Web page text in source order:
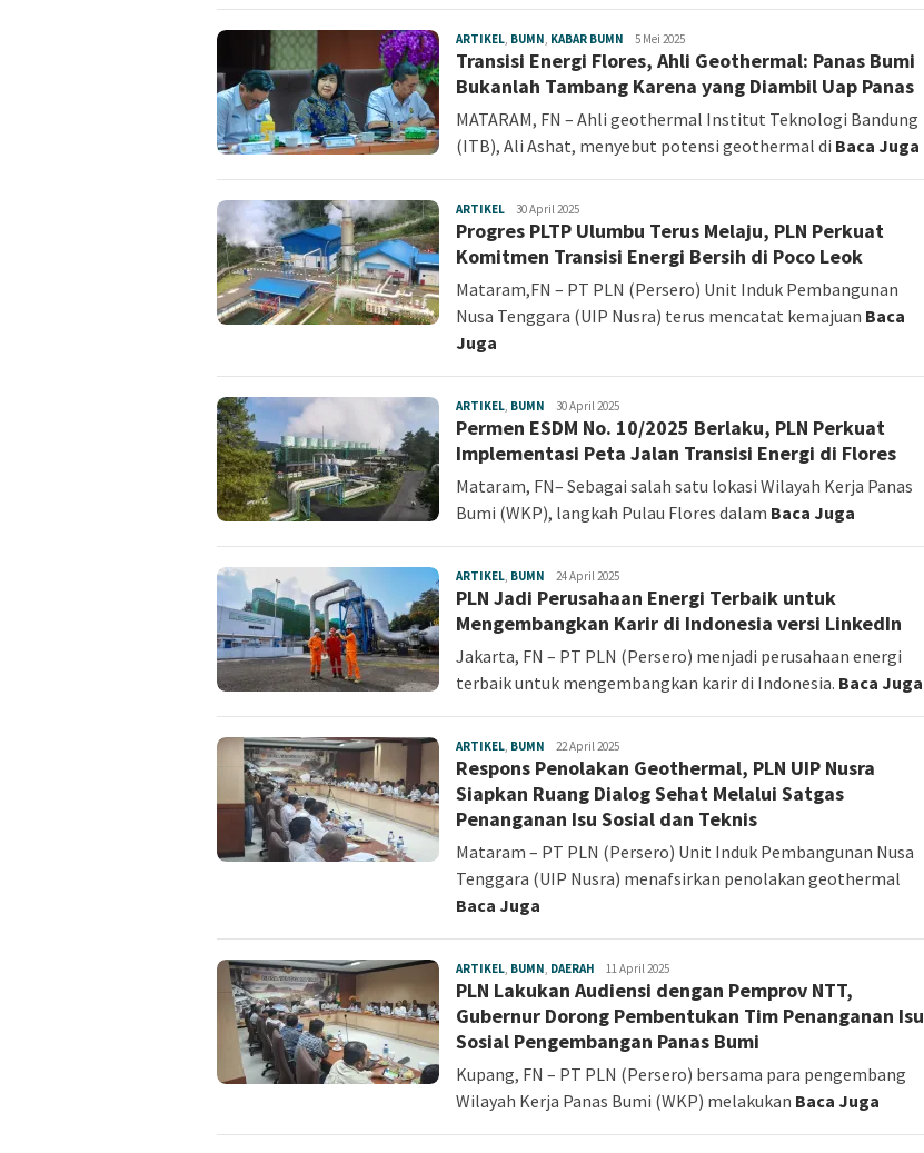
ARTIKEL, BUMN, KABAR BUMN Angelina
Sonia
5 Mei 2025
Transisi Energi Flores, Ahli Geothermal: Panas Bumi
Bukanlah Tambang Karena yang Diambil Uap Panas
MATARAM, FN – Ahli geothermal Institut Teknologi Bandung
(ITB), Ali Ashat, menyebut potensi geothermal di Baca Juga
ARTIKEL Angelina
Sonia
30 April 2025
Progres PLTP Ulumbu Terus Melaju, PLN Perkuat
Komitmen Transisi Energi Bersih di Poco Leok
Mataram,FN – PT PLN (Persero) Unit Induk Pembangunan
Nusa Tenggara (UIP Nusra) terus mencatat kemajuan Baca
Juga
ARTIKEL, BUMN Angelina
Sonia
30 April 2025
Permen ESDM No. 10/2025 Berlaku, PLN Perkuat
Implementasi Peta Jalan Transisi Energi di Flores
Mataram, FN– Sebagai salah satu lokasi Wilayah Kerja Panas
Bumi (WKP), langkah Pulau Flores dalam Baca Juga
ARTIKEL, BUMN Angelina
Sonia
24 April 2025
PLN Jadi Perusahaan Energi Terbaik untuk
Mengembangkan Karir di Indonesia versi LinkedIn
Jakarta, FN – PT PLN (Persero) menjadi perusahaan energi
terbaik untuk mengembangkan karir di Indonesia. Baca Juga
ARTIKEL, BUMN Angelina
Sonia
22 April 2025
Respons Penolakan Geothermal, PLN UIP Nusra
Siapkan Ruang Dialog Sehat Melalui Satgas
Penanganan Isu Sosial dan Teknis
Mataram – PT PLN (Persero) Unit Induk Pembangunan Nusa
Tenggara (UIP Nusra) menafsirkan penolakan geothermal
Baca Juga
ARTIKEL, BUMN, DAERAH Angelina
Sonia
11 April 2025
PLN Lakukan Audiensi dengan Pemprov NTT,
Gubernur Dorong Pembentukan Tim Penanganan Isu
Sosial Pengembangan Panas Bumi
Kupang, FN – PT PLN (Persero) bersama para pengembang
Wilayah Kerja Panas Bumi (WKP) melakukan Baca Juga